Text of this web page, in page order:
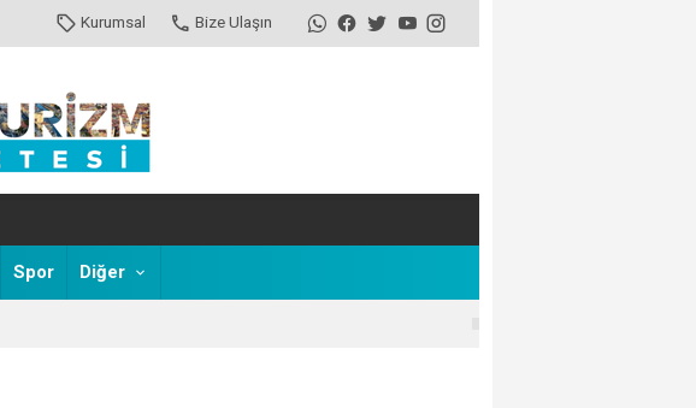
Kurumsal Bize Ulaşın
Spor Diğer